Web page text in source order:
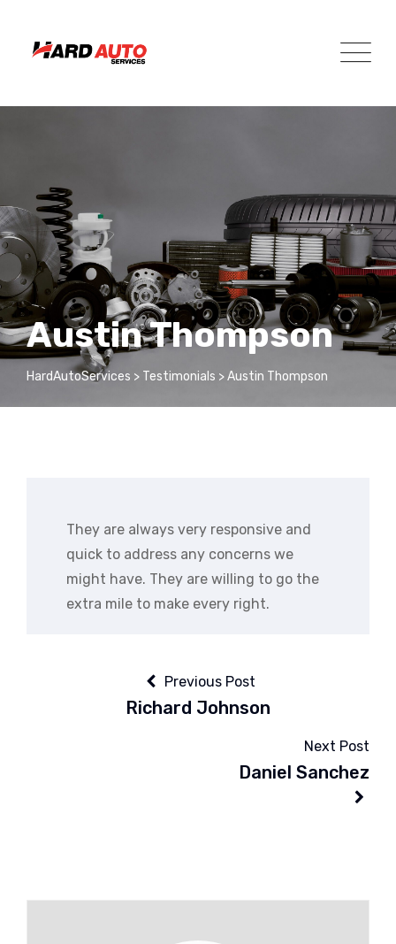
content
Austin Thompson
HardAutoServices > Testimonials >Austin Thompson
They are always very responsive and
quick to address any concerns we
might have. They are willing to go the
extra mile to make every right.
l’article
Previous Post
Richard Johnson
Next Post
Daniel Sanchez